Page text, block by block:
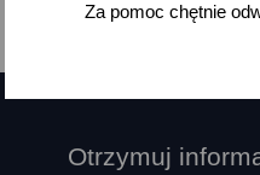
Otrzymuj
Za pomoc chętnie